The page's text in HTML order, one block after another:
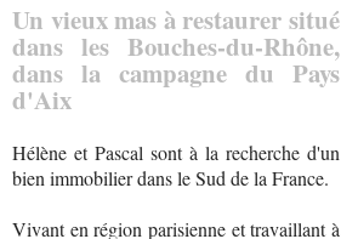
Un vieux mas à restaurer situé
dans les Bouches-du-Rhône,
dans la campagne du Pays
d'Aix
Hélène et Pascal sont à la recherche d'un
bien immobilier dans le Sud de la France.
Vivant en région parisienne et travaillant à